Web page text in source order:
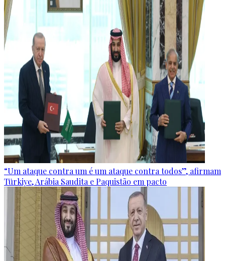
“Um ataque contra um é um ataque contra todos”, afirmam
Türkiye, Arábia Saudita e Paquistão em pacto